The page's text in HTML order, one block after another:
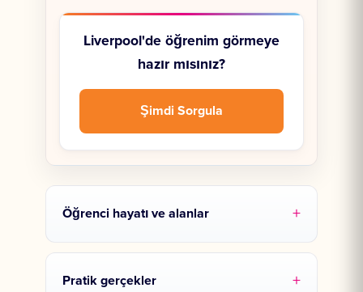
Liverpool'de öğrenim görmeye
hazır mısınız?
Şimdi Sorgula
Öğrenci hayatı ve alanlar
Pratik gerçekler